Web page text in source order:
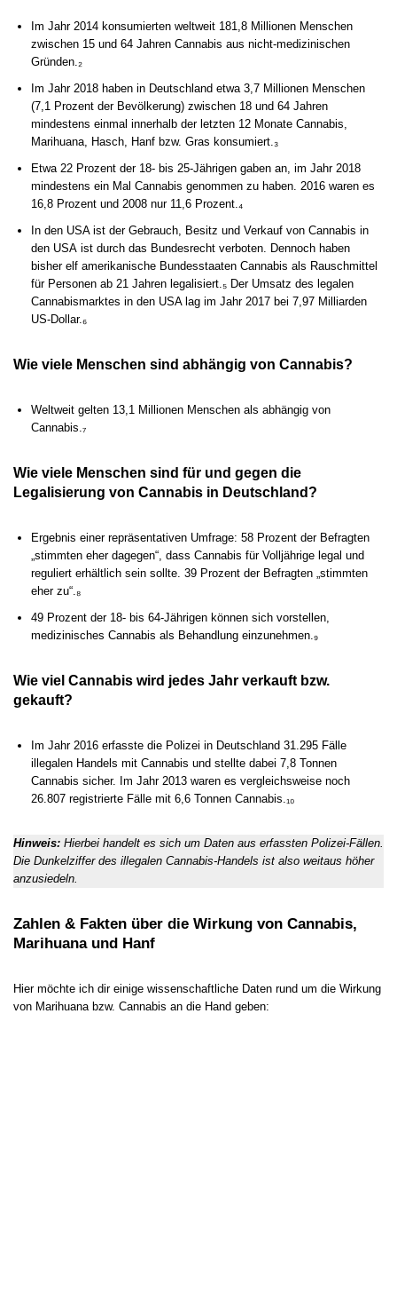
Im Jahr 2014 konsumierten weltweit 181,8 Millionen Menschen
zwischen 15 und 64 Jahren Cannabis aus nicht-medizinischen
Gründen.₂
Im Jahr 2018 haben in Deutschland etwa 3,7 Millionen Menschen
(7,1 Prozent der Bevölkerung) zwischen 18 und 64 Jahren
mindestens einmal innerhalb der letzten 12 Monate Cannabis,
Marihuana, Hasch, Hanf bzw. Gras konsumiert.₃
Etwa 22 Prozent der 18- bis 25-Jährigen gaben an, im Jahr 2018
mindestens ein Mal Cannabis genommen zu haben. 2016 waren es
16,8 Prozent und 2008 nur 11,6 Prozent.₄
In den USA ist der Gebrauch, Besitz und Verkauf von Cannabis in
den USA ist durch das Bundesrecht verboten. Dennoch haben
bisher elf amerikanische Bundesstaaten Cannabis als Rauschmittel
für Personen ab 21 Jahren legalisiert.₅ Der Umsatz des legalen
Cannabismarktes in den USA lag im Jahr 2017 bei 7,97 Milliarden
US-Dollar.₆
Wie viele Menschen sind abhängig von Cannabis?
Weltweit gelten 13,1 Millionen Menschen als abhängig von
Cannabis.₇
Wie viele Menschen sind für und gegen die
Legalisierung von Cannabis in Deutschland?
Ergebnis einer repräsentativen Umfrage: 58 Prozent der Befragten
„stimmten eher dagegen“, dass Cannabis für Volljährige legal und
reguliert erhältlich sein sollte. 39 Prozent der Befragten „stimmten
eher zu“.₈
49 Prozent der 18- bis 64-Jährigen können sich vorstellen,
medizinisches Cannabis als Behandlung einzunehmen.₉
Wie viel Cannabis wird jedes Jahr verkauft bzw.
gekauft?
Im Jahr 2016 erfasste die Polizei in Deutschland 31.295 Fälle
illegalen Handels mit Cannabis und stellte dabei 7,8 Tonnen
Cannabis sicher. Im Jahr 2013 waren es vergleichsweise noch
26.807 registrierte Fälle mit 6,6 Tonnen Cannabis.₁₀
Hinweis: Hierbei handelt es sich um Daten aus erfassten Polizei-Fällen.
Die Dunkelziffer des illegalen Cannabis-Handels ist also weitaus höher
anzusiedeln.
Zahlen & Fakten über die Wirkung von Cannabis,
Marihuana und Hanf
Hier möchte ich dir einige wissenschaftliche Daten rund um die Wirkung
von Marihuana bzw. Cannabis an die Hand geben: